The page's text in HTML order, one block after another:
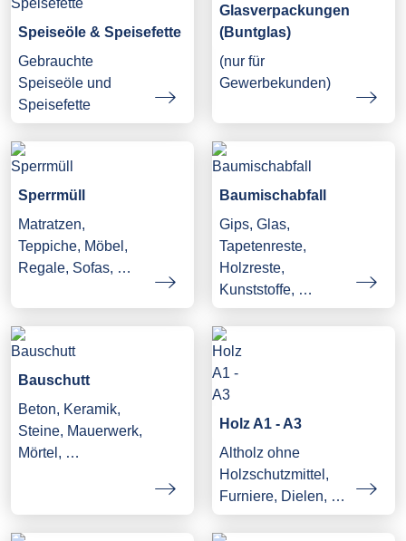
Speiseöle & Speisefette
Gebrauchte
Speiseöle und
Speisefette
Glasverpackungen
(Buntglas)
(nur für
Gewerbekunden)
Sperrmüll
Matratzen,
Teppiche, Möbel,
Regale, Sofas, …
Baumischabfall
Gips, Glas,
Tapetenreste,
Holzreste,
Kunststoffe, …
Bauschutt
Beton, Keramik,
Steine, Mauerwerk,
Mörtel, …
Holz A1 - A3
Altholz ohne
Holzschutzmittel,
Furniere, Dielen, …